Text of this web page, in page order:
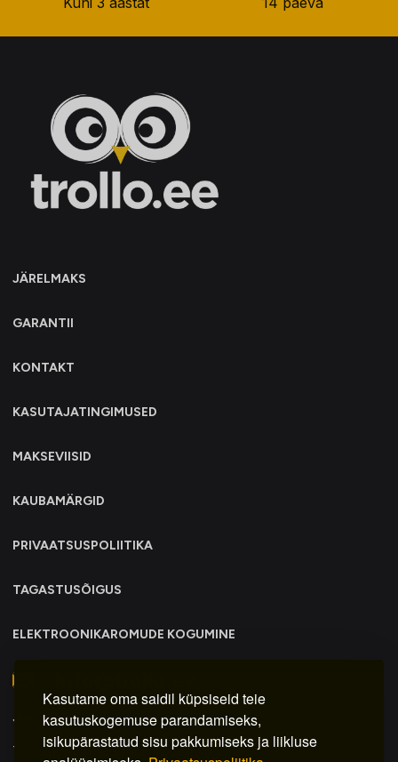
Kasutame oma saidil küpsiseid teie
kasutuskogemuse parandamiseks,
isikupärastatud sisu pakkumiseks ja liikluse
JÄRELMAKS
GARANTII
KONTAKT
KASUTAJATINGIMUSED
MAKSEVIISID
KAUBAMÄRGID
PRIVAATSUSPOLIITIKA
TAGASTUSÕIGUS
ELEKTROONIKAROMUDE KOGUMINE
Juriidiline aadress:
Trummi tn 30y, Tallinn 12617